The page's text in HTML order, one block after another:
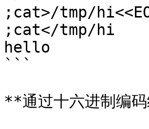
;cat>/tmp/
;cat</tmp/hi
hello
```
**通过十六进制编